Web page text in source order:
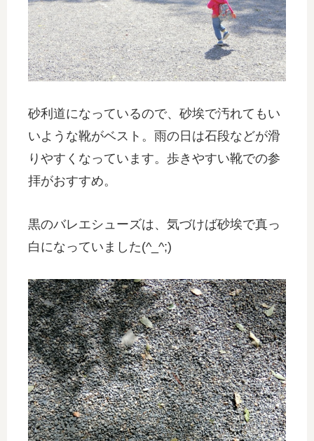
砂利道になっているので、砂埃で汚れてもい
いような靴がベスト。雨の日は石段などが滑
りやすくなっています。歩きやすい靴での参
拝がおすすめ。
黒のバレエシューズは、気づけば砂埃で真っ
白になっていました(^_^;)